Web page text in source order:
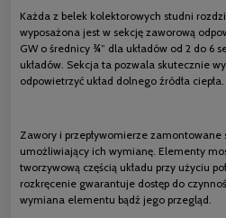
Każda z belek kolektorowych studni
wyposażona jest w sekcję zaworową
GW o średnicy ¾” dla układów od 2 do 6
układów. Sekcja ta pozwala skutecznie
odpowietrzyć układ dolnego źródła ciepła.
Zawory i przepływomierze zamontowane
umożliwiający ich wymianę. Elementy
tworzywową częścią układu przy użyciu
rozkręcenie gwarantuje dostęp do
wymiana elementu bądź jego przegląd.